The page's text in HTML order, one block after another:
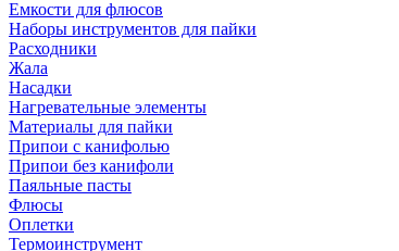
Емкости для флюсов
Наборы инструментов для пайки
Расходники
Жала
Насадки
Нагревательные элементы
Материалы для пайки
Припои с канифолью
Припои без канифоли
Паяльные пасты
Флюсы
Оплетки
Термоинструмент